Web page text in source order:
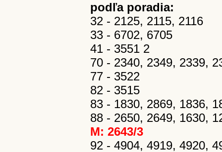
podľa poradia:
32 - 2125, 2115, 2116
33 - 6702, 6705
41 - 3551 2
70 - 2340, 2349, 2339,
77 - 3522
82 - 3515
83 - 1830, 2869, 1836,
88 - 2650, 2649, 1630,
M: 2643/3
92 - 4904, 4919, 4920,